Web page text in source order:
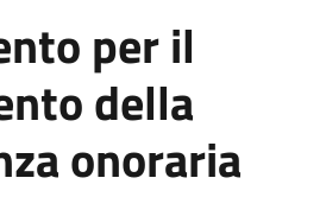
per il
della
onoraria